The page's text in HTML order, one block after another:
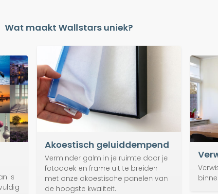
Wat maakt Wallstars uniek?
's
Akoestisch geluiddempend
Verminder galm in je ruimte door je
fotodoek en frame uit te breiden
met onze akoestische panelen van
de hoogste kwaliteit.